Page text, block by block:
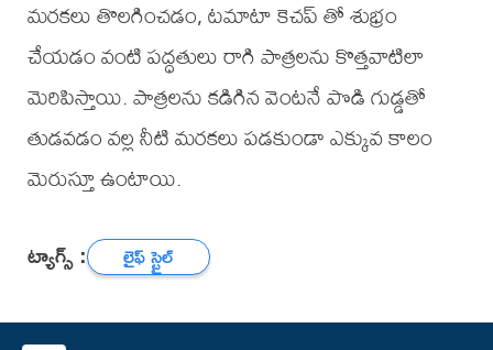
మరకలు తొలగించడం, టమాటా కెచప్ తో శుభ్రం
చేయడం వంటి పద్ధతులు రాగి పాత్రలను కొత్తవాటిలా
మెరిపిస్తాయి. పాత్రలను కడిగిన వెంటనే పొడి గుడ్డతో
తుడవడం వల్ల నీటి మరకలు పడకుండా ఎక్కువ కాలం
మెరుస్తూ ఉంటాయి.
ట్యాగ్స్ : లైఫ్ స్టైల్